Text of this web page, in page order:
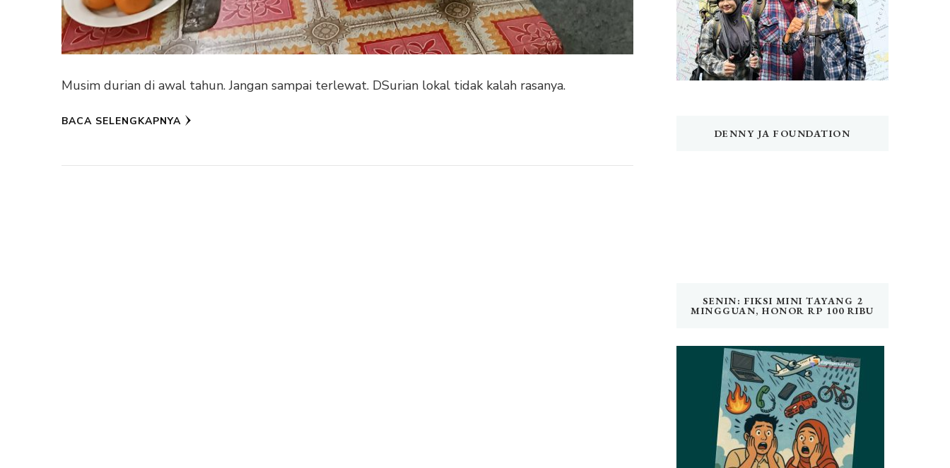
Musim durian di awal tahun. Jangan sampai terlewat. DSurian lokal tidak kalah rasanya.
BACA SELENGKAPNYA
DENNY JA FOUNDATION
SENIN: FIKSI MINI TAYANG 2
MINGGUAN, HONOR RP 100 RIBU